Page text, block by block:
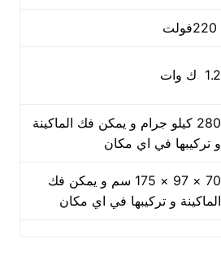
1.2 ك وات
280 كيلو جرام و يمكن فك الماكينة
و تركيبها في اي مكان
70 × 97 × 175 سم و يمكن فك
الماكينة و تركيبها في اي مكان